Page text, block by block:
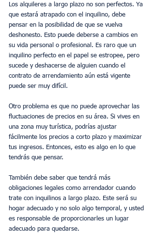
Los alquileres a largo plazo no son perfectos. Ya
que estará atrapado con el inquilino, debe
pensar en la posibilidad de que se vuelva
deshonesto. Esto puede deberse a cambios en
su vida personal o profesional. Es raro que un
inquilino perfecto en el papel se estropee, pero
sucede y deshacerse de alguien cuando el
contrato de arrendamiento aún está vigente
puede ser muy difícil.
Otro problema es que no puede aprovechar las
fluctuaciones de precios en su área. Si vives en
una zona muy turística, podrías ajustar
fácilmente los precios a corto plazo y maximizar
tus ingresos. Entonces, esto es algo en lo que
tendrás que pensar.
También debe saber que tendrá más
obligaciones legales como arrendador cuando
trate con inquilinos a largo plazo. Este será su
hogar adecuado y no solo algo temporal, y usted
es responsable de proporcionarles un lugar
adecuado para quedarse.